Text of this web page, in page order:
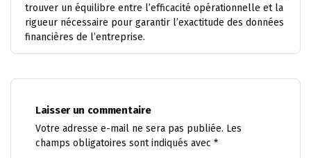
trouver un équilibre entre l’efficacité opérationnelle et la
rigueur nécessaire pour garantir l’exactitude des données
financières de l’entreprise.
Laisser un commentaire
Votre adresse e-mail ne sera pas publiée. Les
champs obligatoires sont indiqués avec *